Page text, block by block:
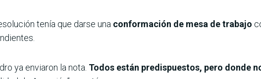
tenía que darse una conformación de mesa de trabajo
ya enviaron la nota. Todos están predispuestos, pero donde